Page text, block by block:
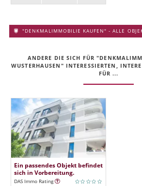
"DENKMALIMMOBILIE KAUFEN" - ALLE
ANDERE DIE SICH FÜR
WUSTERHAUSEN" INTERESSIERTEN,
FÜR ...
Ein passendes Objekt befindet
sich in Vorbereitung.
DAS Immo Rating